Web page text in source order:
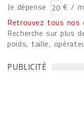
Je dépense
€ /
Retrouvez tous nos
Recherche sur plus
poids, taille,
PUBLICITÉ